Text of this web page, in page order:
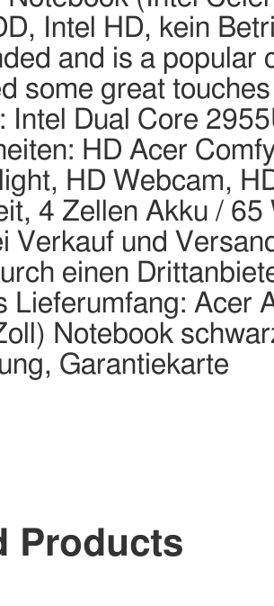
Intel HD, kein
and is a popular
some great
Intel Dual Core
HD Acer
HD Webcam,
4 Zellen Akku /
Verkauf und
einen
Lieferumfang: Acer
Notebook
Garantiekarte
Products